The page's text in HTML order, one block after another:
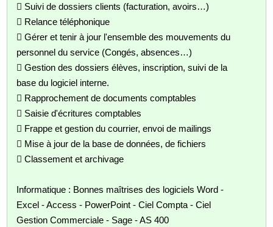
 Suivi de dossiers clients (facturation, avoirs…)
 Relance téléphonique
 Gérer et tenir à jour l'ensemble des mouvements du
personnel du service (Congés, absences…)
 Gestion des dossiers élèves, inscription, suivi de la
base du logiciel interne.
 Rapprochement de documents comptables
 Saisie d'écritures comptables
 Frappe et gestion du courrier, envoi de mailings
 Mise à jour de la base de données, de fichiers
 Classement et archivage
Informatique : Bonnes maîtrises des logiciels Word -
Excel - Access - PowerPoint - Ciel Compta - Ciel
Gestion Commerciale - Sage - AS 400